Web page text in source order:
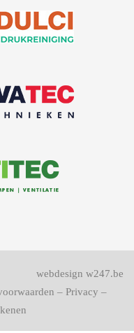
– Privacy –
webdesign w247.be